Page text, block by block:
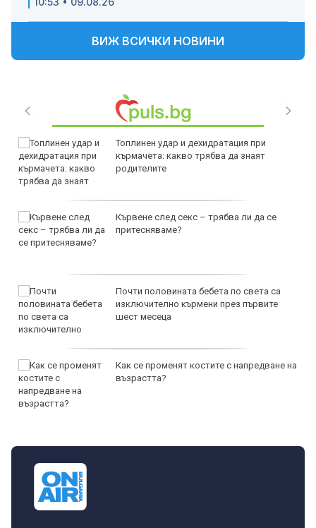
ВИЖ ВСИЧКИ НОВИНИ
Топлинен удар и дехидратация при
кърмачета: какво трябва да знаят
родителите
Кървене след секс – трябва ли да се
притесняваме?
Почти половината бебета по света са
изключително кърмени през първите
шест месеца
Как се променят костите с напредване на
възрастта?